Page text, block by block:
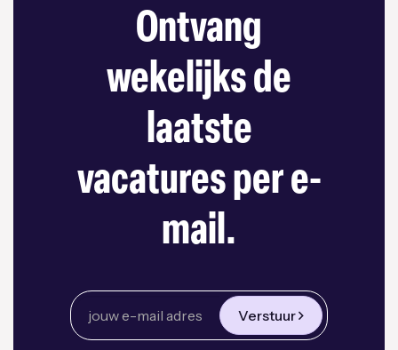
Ontvang
wekelijks de
laatste
vacatures per e-
mail.
Verstuur